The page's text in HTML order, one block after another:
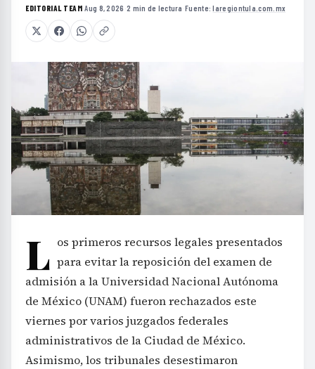
EDITORIAL TEAM·Aug 8, 2026 ·2 min de lectura ·Fuente:laregiontula.com.mx
L os primeros recursos legales presentados
para evitar la reposición del examen de
admisión a la Universidad Nacional Autónoma
de México (UNAM) fueron rechazados este
viernes por varios juzgados federales
administrativos de la Ciudad de México.
Asimismo, los tribunales desestimaron